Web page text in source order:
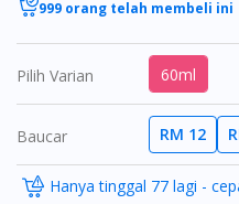
999 orang telah membeli ini
Pilih Varian 60ml
Baucar RM 12
Hanya tinggal 77 lagi -